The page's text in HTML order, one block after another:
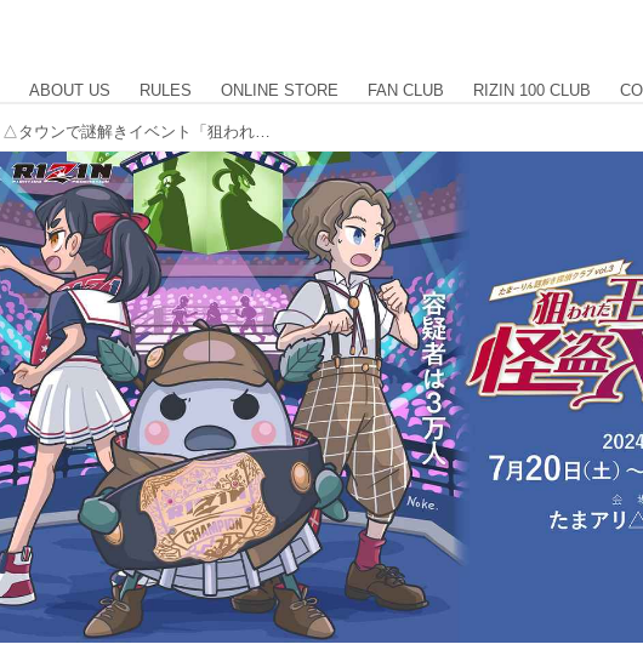
ABOUT US RULES ONLINE STORE FAN CLUB RIZIN 100 CLUB